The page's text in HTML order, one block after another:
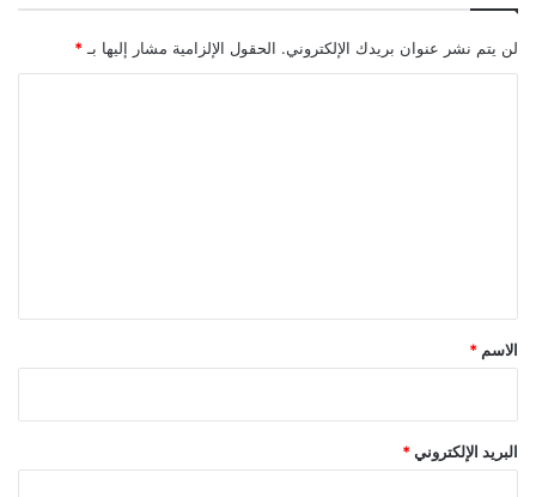
ل
ا
ي
لن يتم نشر عنوان بريدك الإلكتروني. الحقول الإلزامية مشار إليها بـ *
*
الاسم *
البريد الإلكتروني*